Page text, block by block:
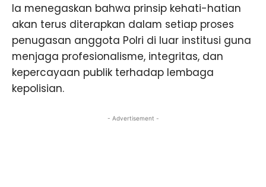
Ia menegaskan bahwa prinsip kehati-hatian
akan terus diterapkan dalam setiap proses
penugasan anggota Polri di luar institusi guna
menjaga profesionalisme, integritas, dan
kepercayaan publik terhadap lembaga
kepolisian.
- Advertisement -